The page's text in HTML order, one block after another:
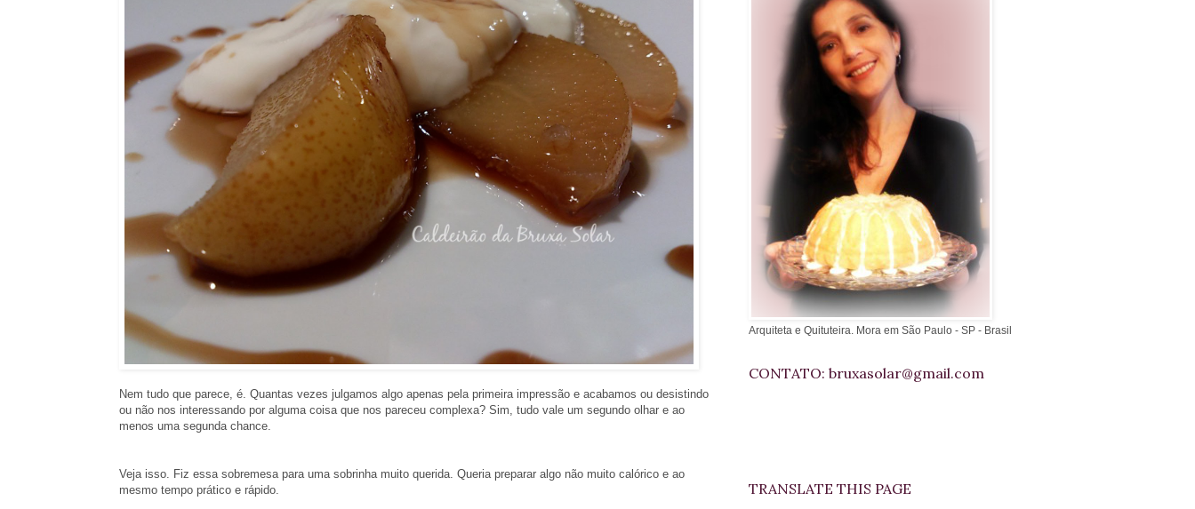
Nem tudo que parece, é. Quantas vezes julgamos algo apenas pela primeira impressão e acabamos ou desistindo
ou não nos interessando por alguma coisa que nos pareceu complexa? Sim, tudo vale um segundo olhar e ao
menos uma segunda chance.
Veja isso. Fiz essa sobremesa para uma sobrinha muito querida. Queria preparar algo não muito calórico e ao
mesmo tempo prático e rápido.
Arquiteta e Quituteira. Mora em São Paulo - SP - Brasil
CONTATO: bruxasolar@gmail.com
TRANSLATE THIS PAGE